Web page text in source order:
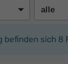
befinden sich 8